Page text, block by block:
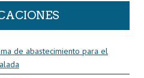
de abastecimiento para el